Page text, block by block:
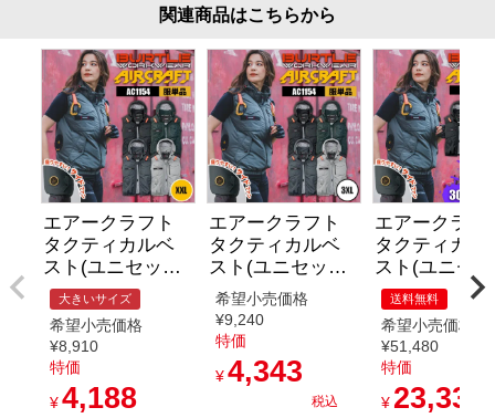
関連商品はこちらから
エアークラフト
タクティカルベ
スト(ユニセック
ス)[バート
ル/AC1154] (XXL)
大きいサイズ
希望小売価格
¥8,910
特価
¥4,188
エアークラフト
タクティカルベ
スト(ユニセック
ス)[バート
ル/AC1154] (3XL)
希望小売価格
¥9,240
特価
¥4,343
税込
エアークラフ
タクティカル
スト(ユニセ
ス)+ファン+
テリーセット
ート
ル/AC1154/
AC10-1] (S-
※2026年デバ
送料無料
希望小売価格
¥51,480
特価
¥ 23,338